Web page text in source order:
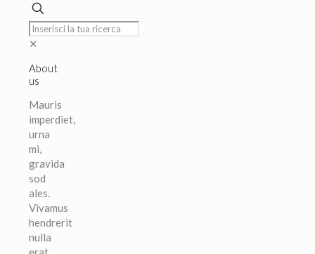
✕
About
us
Mauris
imperdiet,
urna
mi,
gravida
sod
ales.
Vivamus
hendrerit
nulla